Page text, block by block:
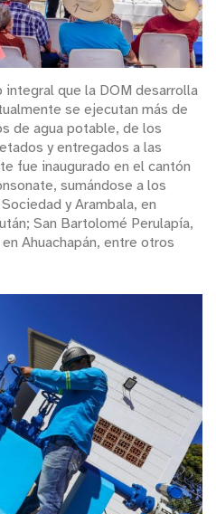
integral que la DOM desarrolla
se ejecutan más de
de agua potable, de los
y entregados a las
fue inaugurado en el cantón
sumándose a los
y Arambala, en
San Bartolomé Perulapía,
Ahuachapán, entre otros